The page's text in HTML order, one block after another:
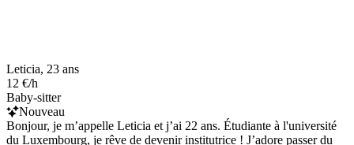
Leticia, 23 ans
12 €/h
Baby-sitter
Nouveau
Bonjour, je m’appelle Leticia et j’ai 22 ans. Étudiante à l'université
du Luxembourg, je rêve de devenir institutrice ! J’adore passer du